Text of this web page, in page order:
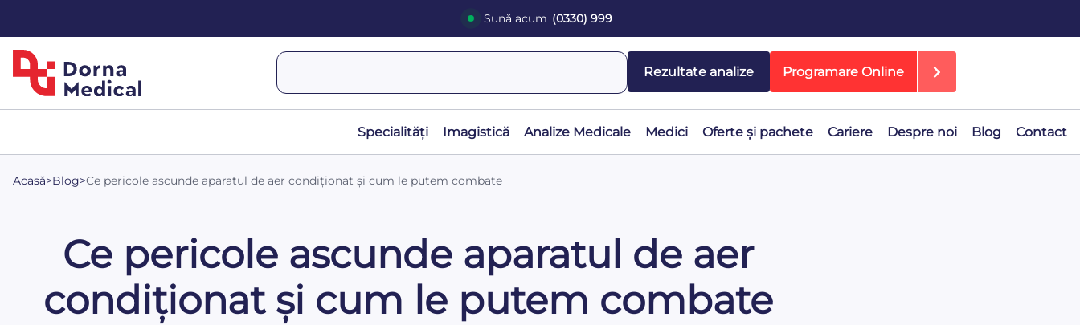
Sună acum (0330) 999
Rezultate analize Programare Online
Specialități Imagistică Analize Medicale Medici Oferte și pachete Cariere Despre noi Blog Contact
Acasă>Blog>Ce pericole ascunde aparatul de aer condiționat și cum le putem combate
Ce pericole ascunde aparatul de aer
condiționat și cum le putem combate